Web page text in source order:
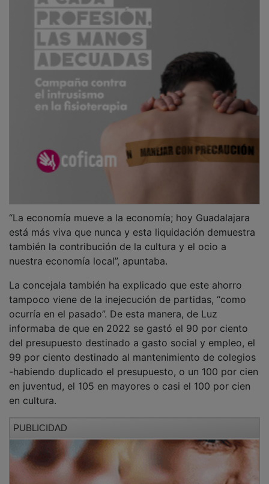
está más viva que nunca y esta liquidación demuestra
también la contribución de la cultura y el ocio a
nuestra economía local”, apuntaba.
tampoco viene de la inejecución de partidas, “como
ocurría en el pasado”. De esta manera, de Luz
informaba de que en 2022 se gastó el 90 por ciento
del presupuesto destinado a gasto social y empleo, el
99 por ciento destinado al mantenimiento de colegios
-habiendo duplicado el presupuesto, o un 100 por cien
en juventud, el 105 en mayores o casi el 100 por cien
en cultura.